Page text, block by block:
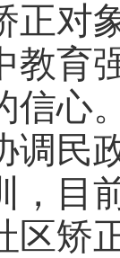
正对
教育
信心
调民
，目
区矫